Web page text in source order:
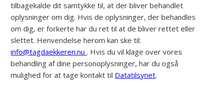
tilbagekalde dit samtykke til, at der bliver behandlet
oplysninger om dig. Hvis de oplysninger, der behandles
om dig, er forkerte har du ret til at de bliver rettet eller
slettet. Henvendelse herom kan ske til:
info@tagdaekkeren.nu. Hvis du vil klage over vores
behandling af dine personoplysninger, har du også
mulighed for at tage kontakt til Datatilsynet.